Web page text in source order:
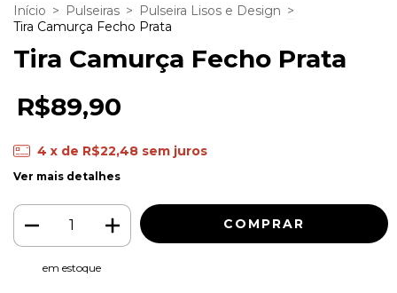
Início > Pulseiras > Pulseira Lisos e Design >
Tira Camurça Fecho Prata
Tira Camurça Fecho Prata
R$89,90
4 x de R$22,48 sem juros
Ver mais detalhes
em estoque